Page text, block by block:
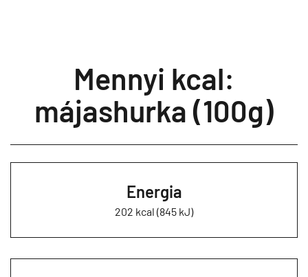
Mennyi kcal:
májashurka (100g)
Energia
202 kcal (845 kJ)